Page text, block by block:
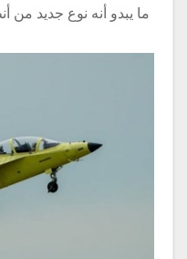
ما يبدو أنه نوع جديد من